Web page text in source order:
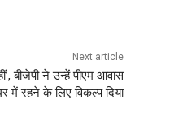
Next article
बीजेपी ने उन्हें पीएम आवास
में रहने के लिए विकल्प दिया